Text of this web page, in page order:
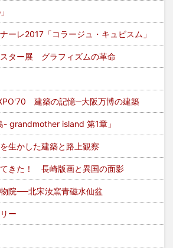
ーレ2017「コラージュ・キュビスム」
ター展 グラフィズムの革命
建築の記憶─大阪万博の建築
grandmother island 第1章」
生かした建築と路上観察
きた！ 長崎版画と異国の面影
院──北宋汝窯青磁水仙盆
ー